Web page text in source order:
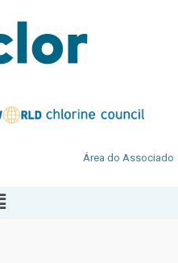
Área do Associado